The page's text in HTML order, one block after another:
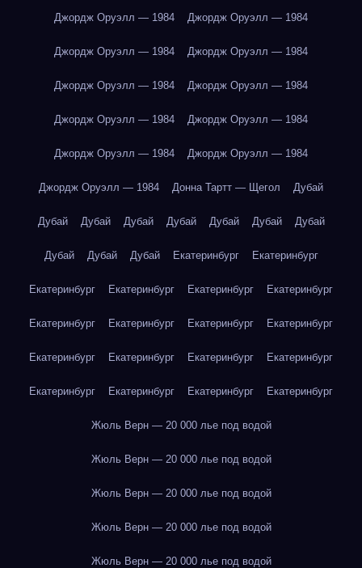
Джордж Оруэлл — 1984 Джордж Оруэлл — 1984
Джордж Оруэлл — 1984 Джордж Оруэлл — 1984
Джордж Оруэлл — 1984 Джордж Оруэлл — 1984
Джордж Оруэлл — 1984 Джордж Оруэлл — 1984
Джордж Оруэлл — 1984 Джордж Оруэлл — 1984
Джордж Оруэлл — 1984 Донна Тартт — Щегол Дубай
Дубай Дубай Дубай Дубай Дубай Дубай Дубай
Дубай Дубай Дубай Екатеринбург Екатеринбург
Екатеринбург Екатеринбург Екатеринбург Екатеринбург
Екатеринбург Екатеринбург Екатеринбург Екатеринбург
Екатеринбург Екатеринбург Екатеринбург Екатеринбург
Екатеринбург Екатеринбург Екатеринбург Екатеринбург
Жюль Верн — 20 000 лье под водой
Жюль Верн — 20 000 лье под водой
Жюль Верн — 20 000 лье под водой
Жюль Верн — 20 000 лье под водой
Жюль Верн — 20 000 лье под водой